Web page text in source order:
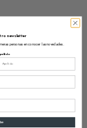
newsletter
personas en conocer las novedades.